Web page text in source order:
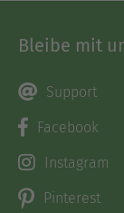
Bleibe mit
Support
Facebook
Instagram
Pinterest